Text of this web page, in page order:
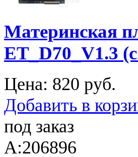
Материнская
ET_D70_V1.3
Цена: 820 руб.
Добавить в
под заказ
A:206896